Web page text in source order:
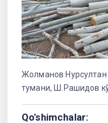
Жолманов
тумани, Ш.Рашидов
Qo'shimchalar: